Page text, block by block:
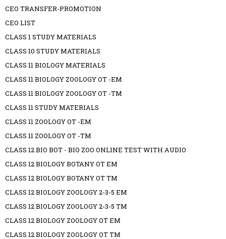
CEO TRANSFER-PROMOTION
CEO LIST
CLASS 1 STUDY MATERIALS
CLASS 10 STUDY MATERIALS
CLASS 11 BIOLOGY MATERIALS
CLASS 11 BIOLOGY ZOOLOGY OT -EM
CLASS 11 BIOLOGY ZOOLOGY OT -TM
CLASS 11 STUDY MATERIALS
CLASS 11 ZOOLOGY OT -EM
CLASS 11 ZOOLOGY OT -TM
CLASS 12 BIO BOT - BIO ZOO ONLINE TEST WITH AUDIO
CLASS 12 BIOLOGY BOTANY OT EM
CLASS 12 BIOLOGY BOTANY OT TM
CLASS 12 BIOLOGY ZOOLOGY 2-3-5 EM
CLASS 12 BIOLOGY ZOOLOGY 2-3-5 TM
CLASS 12 BIOLOGY ZOOLOGY OT EM
CLASS 12 BIOLOGY ZOOLOGY OT TM